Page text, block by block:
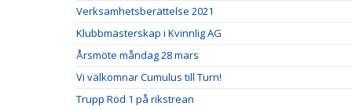
Verksamhetsberättelse 2021
Klubbmästerskap i Kvinnlig AG
Årsmöte måndag 28 mars
Vi välkomnar Cumulus till Turn!
Trupp Röd 1 på rikstrean